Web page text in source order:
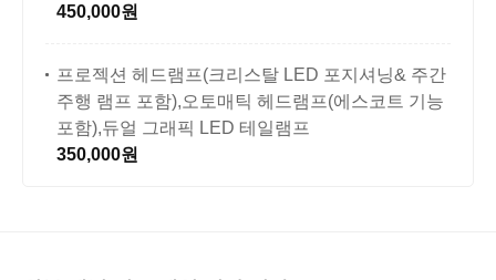
450,000원
프로젝션 헤드램프(크리스탈 LED 포지셔닝& 주간
주행 램프 포함),오토매틱 헤드램프(에스코트 기능
포함),듀얼 그래픽 LED 테일램프
350,000원